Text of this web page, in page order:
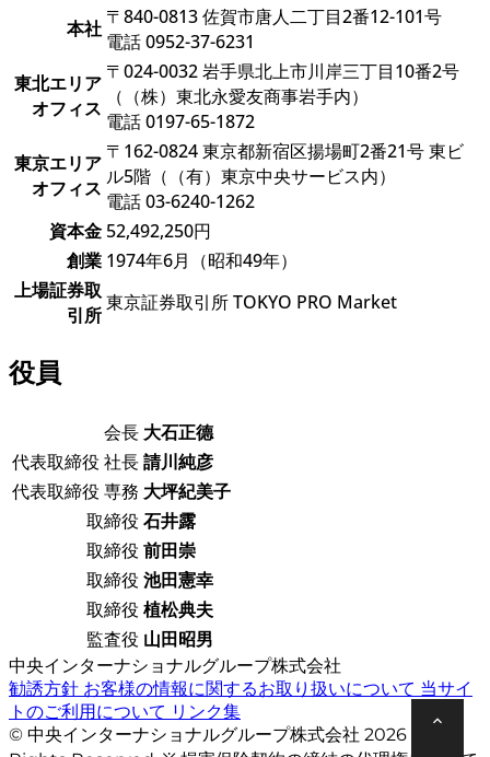
本社 〒840-0813 佐賀市唐人二丁目2番12-101号
電話 0952-37-6231
東北エリア
オフィス
〒024-0032 岩手県北上市川岸三丁目10番2号
（（株）東北永愛友商事岩手内）
電話 0197-65-1872
東京エリア
オフィス
〒162-0824 東京都新宿区揚場町2番21号 東ビ
ル5階（（有）東京中央サービス内）
電話 03-6240-1262
資本金 52,492,250円
創業 1974年6月（昭和49年）
上場証券取
引所
東京証券取引所 TOKYO PRO Market
役員
会長 大石正德
代表取締役 社長請川純彦
代表取締役 専務 大坪紀美子
取締役 石井露
取締役 前田崇
取締役 池田憲幸
取締役 植松典夫
監査役 山田昭男
中央インターナショナルグループ株式会社
勧誘方針 お客様の情報に関するお取り扱いについて 当サイ
トのご利用について リンク集
© 中央インターナショナルグループ株式会社 2026 All